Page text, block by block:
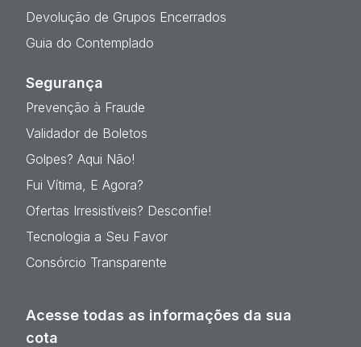
Devolução de Grupos Encerrados
Guia do Contemplado
Segurança
Prevenção à Fraude
Validador de Boletos
Golpes? Aqui Não!
Fui Vítima, E Agora?
Ofertas Irresistíveis? Desconfie!
Tecnologia a Seu Favor
Consórcio Transparente
Acesse todas as informações da sua
cota